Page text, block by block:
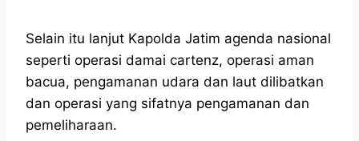
Selain itu lanjut Kapolda Jatim agenda nasional
seperti operasi damai cartenz, operasi aman
bacua, pengamanan udara dan laut dilibatkan
dan operasi yang sifatnya pengamanan dan
pemeliharaan.